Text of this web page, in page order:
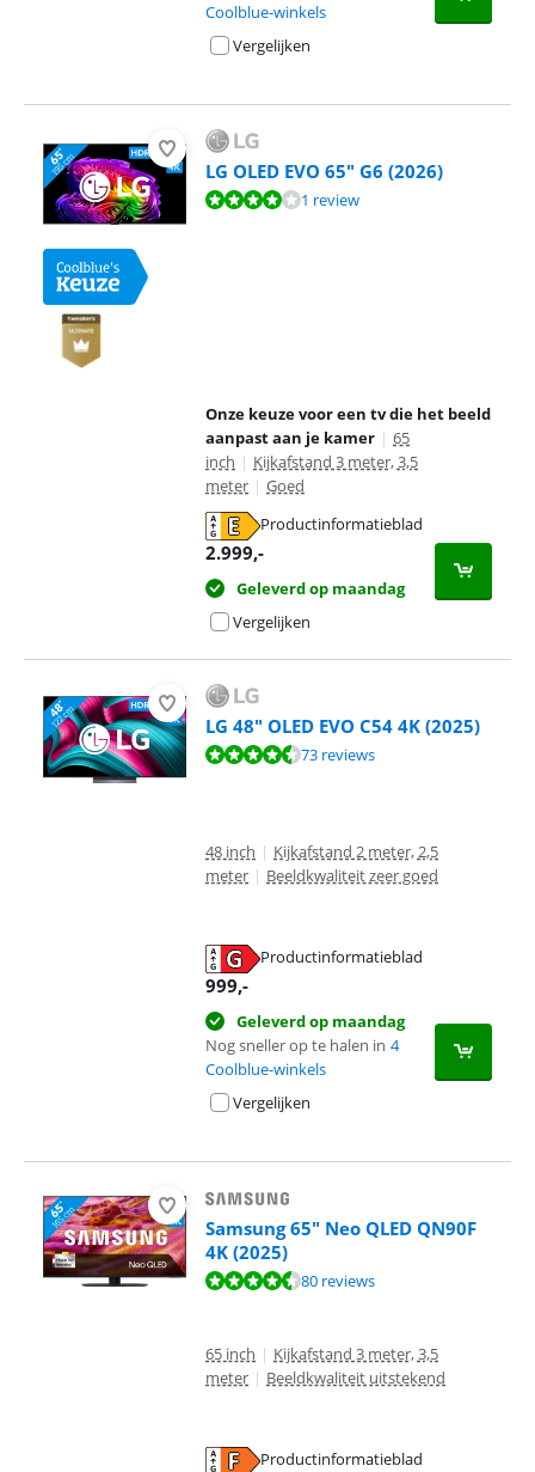
Coolblue-winkels
Vergelijken
LG OLED EVO 65" G6 (2026)
Beoordeling is 8,4 van de 10, gebaseerd op 1 review.
1 review
Onze keuze voor een tv die het beeld
aanpast aan je kamer | 65
inch | Kijkafstand 3 meter, 3,5
meter | Goed
Productinformatieblad
2.999,-
Geleverd op maandag
Vergelijken
LG 48" OLED EVO C54 4K (2025)
Beoordeling is 9,0 van de 10, gebaseerd op 73 reviews.
73 reviews
48 inch | Kijkafstand 2 meter, 2,5
meter | Beeldkwaliteit zeer goed
Productinformatieblad
999,-
Geleverd op maandag
Nog sneller op te halen in 4
Coolblue-winkels
Vergelijken
Samsung 65" Neo QLED QN90F
4K (2025)
Beoordeling is 8,9 van de 10, gebaseerd op 80 reviews.
80 reviews
65 inch | Kijkafstand 3 meter, 3,5
meter | Beeldkwaliteit uitstekend
Productinformatieblad